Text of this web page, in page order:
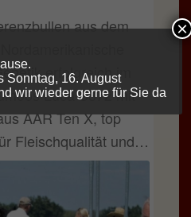
aus dem
erfolgreich im
Luca S372 mit
AAR Ten X, top
Fleischqualität und…
Sonntag, 16. August
wir wieder gerne für Sie da
×